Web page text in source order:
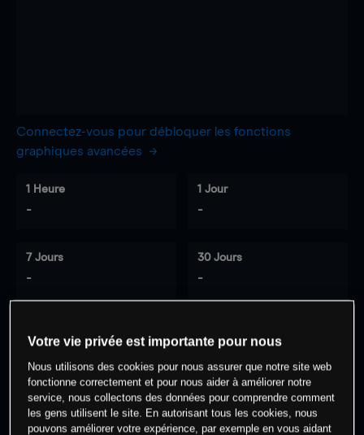
Connectez-vous pour débloquer les fonctions
graphiques avancées
1 Heure
-
1 Jour
-
7 Jours
-
30 Jours
-
0% des clients ont une position à
cet actif
Commencez à trader
Votre vie privée est importante pour nous
Nous utilisons des cookies pour nous assurer que notre site web
fonctionne correctement et pour nous aider à améliorer notre
service, nous collectons des données pour comprendre comment
les gens utilisent le site. En autorisant tous les cookies, nous
pouvons améliorer votre expérience, par exemple en vous aidant